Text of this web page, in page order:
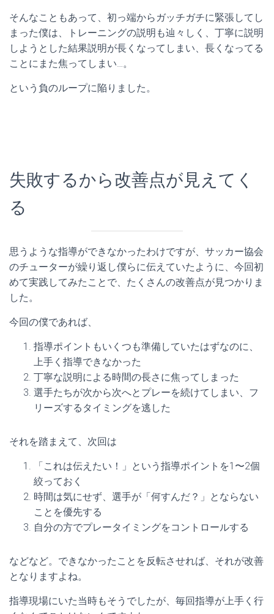
そんなこともあって、初っ端からガッチガチに緊張してし
まった僕は、トレーニングの説明も辿々しく、丁寧に説明
しようとした結果説明が長くなってしまい、長くなってる
ことにまた焦ってしまい…。
という負のループに陥りました。
失敗するから改善点が見えてく
る
思うような指導ができなかったわけですが、サッカー協会
のチューターが繰り返し僕らに伝えていたように、今回初
めて実践してみたことで、たくさんの改善点が見つかりま
した。
今回の僕であれば、
指導ポイントもいくつも準備していたはずなのに、
上手く指導できなかった
丁寧な説明による時間の長さに焦ってしまった
選手たちが次から次へとプレーを続けてしまい、フ
リーズするタイミングを逃した
それを踏まえて、次回は
「これは伝えたい！」という指導ポイントを1〜2個
絞っておく
時間は気にせず、選手が「何すんだ？」とならない
ことを優先する
自分の方でプレータイミングをコントロールする
などなど。できなかったことを反転させれば、それが改善
となりますよね。
指導現場にいた当時もそうでしたが、毎回指導が上手く行